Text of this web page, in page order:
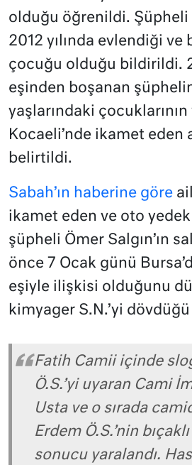
olduğu öğrenildi. Şüpheli
2012 yılında evlendiği
çocuğu olduğu bildirildi.
eşinden boşanan
yaşlarındaki
Kocaeli’nde ikamet eden
belirtildi.
Sabah’ın haberine göre
ikamet eden ve oto
şüpheli Ömer Salgın’ın
önce 7 Ocak günü
eşiyle ilişkisi olduğunu
kimyager S.N.’yi
Fatih Camii içinde
Ö.S.’yi uyaran Cami
Usta ve o sırada
Erdem Ö.S.’nin bıçaklı
sonucu yaralandı.